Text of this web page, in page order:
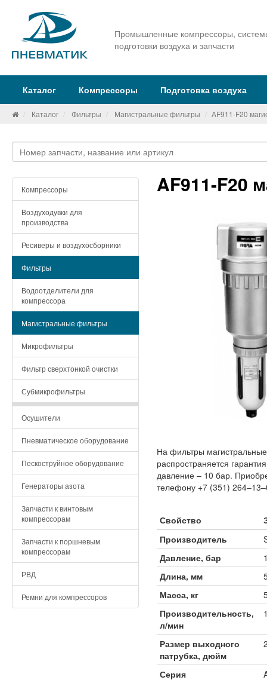
Промышленные компрессоры,
подготовки воздуха и запчасти
Каталог Компрессоры Подготовка воздуха
Каталог Фильтры Магистральные фильтры AF911-F20
Компрессоры
Воздуходувки для
производства
Ресиверы и воздухосборники
Фильтры
Водоотделители для
компрессора
Магистральные фильтры
Микрофильтры
Фильтр сверхтонкой очистки
Субмикрофильтры
Осушители
Пневматическое оборудование
Пескоструйное оборудование
Генераторы азота
Запчасти к винтовым
компрессорам
Запчасти к поршневым
компрессорам
РВД
Ремни для компрессоров
AF911-F20
На фильтры
распространяется
давление – 10 бар.
телефону +7 (351)
Свойство
Производитель
Давление, бар
Длина, мм
Масса, кг
Производительность,
л/мин
Размер выходного
патрубка, дюйм
Серия